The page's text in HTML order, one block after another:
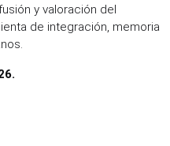
y valoración del
de integración, memoria